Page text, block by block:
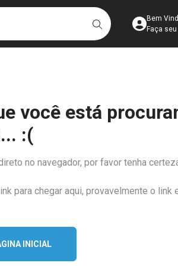
BUSCAR
Bem
Faça
você está
:(
no navegador, por favor tenha
para chegar aqui, provavelmente o link
INICIAL